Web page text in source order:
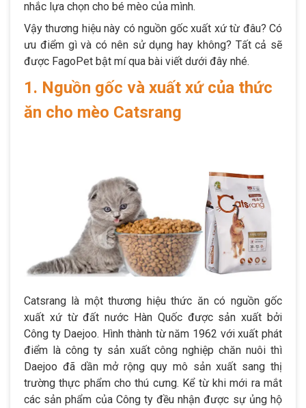
nhắc lựa chọn cho bé mèo của mình.
Vậy thương hiệu này có nguồn gốc xuất xứ từ đâu? Có
ưu điểm gì và có nên sử dụng hay không? Tất cả sẽ
được FagoPet bật mí qua bài viết dưới đây nhé.
1. Nguồn gốc và xuất xứ của thức
ăn cho mèo Catsrang
Catsrang là một thương hiệu thức ăn có nguồn gốc
xuất xứ từ đất nước Hàn Quốc được sản xuất bởi
Công ty Daejoo. Hình thành từ năm 1962 với xuất phát
điểm là công ty sản xuất công nghiệp chăn nuôi thì
Daejoo đã dần mở rộng quy mô sản xuất sang thị
trường thực phẩm cho thú cưng. Kể từ khi mới ra mắt
các sản phẩm của Công ty đều nhận được sự ủng hộ